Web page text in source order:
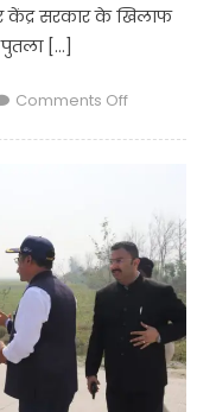
केंद्र सरकार के खिलाफ
पुतला […]
Comments Offon
सरकार
किया
पुतला
दहन….